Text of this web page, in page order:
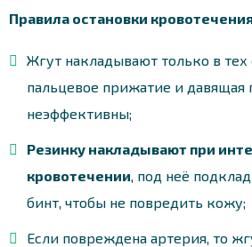
Правила остановки
Жгут накладывают только в тех
пальцевое прижатие и давящая
неэффективны;
Резинку накладывают при
кровотечении, под неё
бинт, чтобы не повредить кожу;
Если повреждена артерия, то